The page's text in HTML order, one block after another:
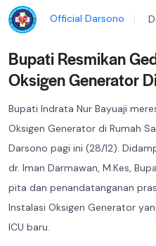
Official Darsono
Bupati Resmikan
Oksigen Generator
Bupati Indrata Nur Bayuaji
Oksigen Generator di Rumah
Darsono pagi ini (28/12).
dr. Iman Darmawan, M.Kes,
pita dan penandatanganan
Instalasi Oksigen Generator
ICU baru.